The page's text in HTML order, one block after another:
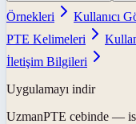
Örnekleri
Kullanıcı
PTE Kelimeleri
İletişim Bilgileri
Uygulamayı indir
UzmanPTE cebinde —